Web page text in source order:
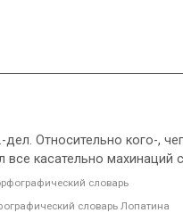
Относительно кого-,
все касательно
словарь
словарь Лопатина